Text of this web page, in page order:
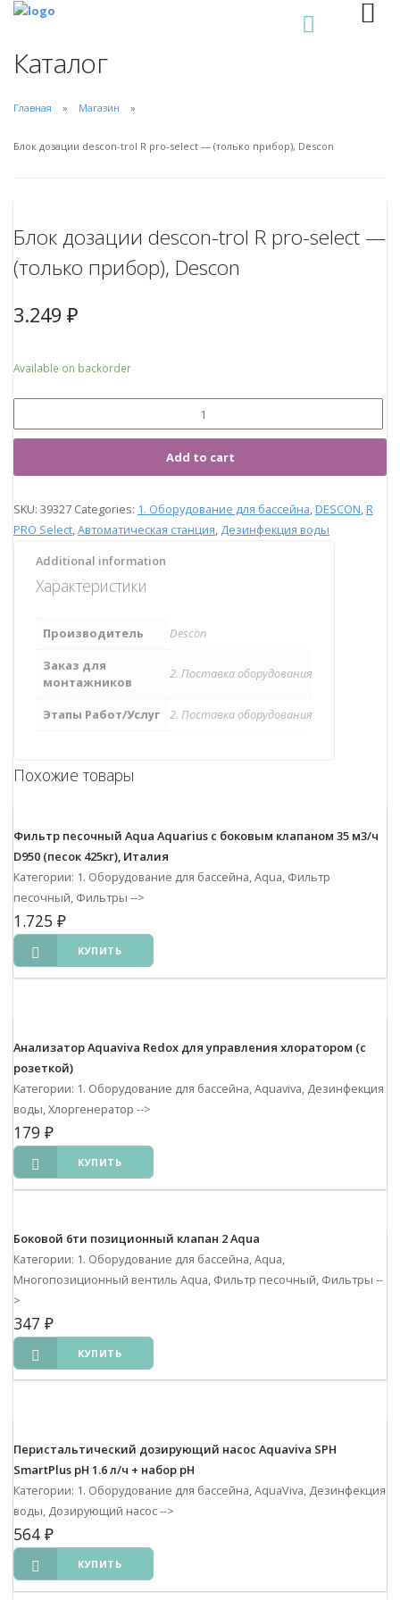
Каталог
Главная Магазин
Блок дозации descon-trol R pro-select — (только прибор), Descon
Блок дозации descon-trol R pro-select —
(только прибор), Descon
3.249 ₽
Available on backorder
Add to cart
SKU: 39327 Categories: 1. Оборудование для бассейна DESCON R
PRO Select Автоматическая станция Дезинфекция воды
Additional information
Характеристики
Производитель
Descon
Заказ для
монтажников
2. Поставка оборудования
Этапы Работ/Услуг 2. Поставка оборудования
Похожие товары
Фильтр песочный Aqua Aquarius с боковым клапаном 35 м3/ч
D950 (песок 425кг), Италия
Категории: 1. Оборудование для бассейна, Aqua, Фильтр
песочный, Фильтры -->
1.725 ₽
КУПИТЬ
Анализатор Aquaviva Redox для управления хлоратором (с
розеткой)
Категории: 1. Оборудование для бассейна, Aquaviva, Дезинфекция
воды, Хлоргенератор -->
179 ₽
КУПИТЬ
Боковой 6ти позиционный клапан 2 Aqua
Категории: 1. Оборудование для бассейна, Aqua,
Многопозиционный вентиль Aqua, Фильтр песочный, Фильтры --
>
347 ₽
КУПИТЬ
Перистальтический дозирующий насос Aquaviva SPH
SmartPlus pH 1.6 л/ч + набор pH
Категории: 1. Оборудование для бассейна, AquaViva, Дезинфекция
воды, Дозирующий насос-->
564 ₽
КУПИТЬ